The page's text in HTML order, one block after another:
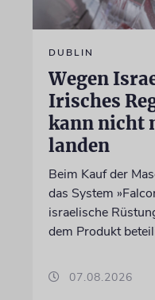
DUBLIN
Wegen
Irisches
kann nicht
landen
Beim Kauf der
das System
israelische
dem Produkt
07.08.2026